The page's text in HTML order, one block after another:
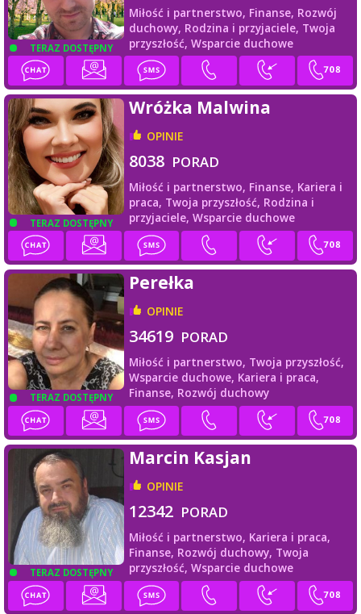
TERAZ DOSTĘPNY
Miłość i partnerstwo, Finanse, Rozwój
duchowy, Rodzina i przyjaciele, Twoja
przyszłość, Wsparcie duchowe
TERAZ DOSTĘPNY
Wróżka Malwina
OPINIE
8038 PORAD
Miłość i partnerstwo, Finanse, Kariera i
praca, Twoja przyszłość, Rodzina i
przyjaciele, Wsparcie duchowe
TERAZ DOSTĘPNY
Perełka
OPINIE
34619 PORAD
Miłość i partnerstwo, Twoja przyszłość,
Wsparcie duchowe, Kariera i praca,
Finanse, Rozwój duchowy
TERAZ DOSTĘPNY
Marcin Kasjan
OPINIE
12342 PORAD
Miłość i partnerstwo, Kariera i praca,
Finanse, Rozwój duchowy, Twoja
przyszłość, Wsparcie duchowe